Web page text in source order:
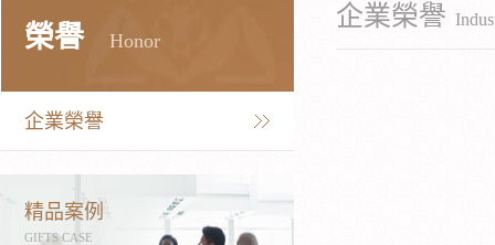
榮譽 Honor
企業榮譽
精品案例
GIFTS CASE
企業榮譽